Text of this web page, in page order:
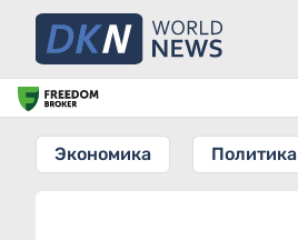
Экономика Политика